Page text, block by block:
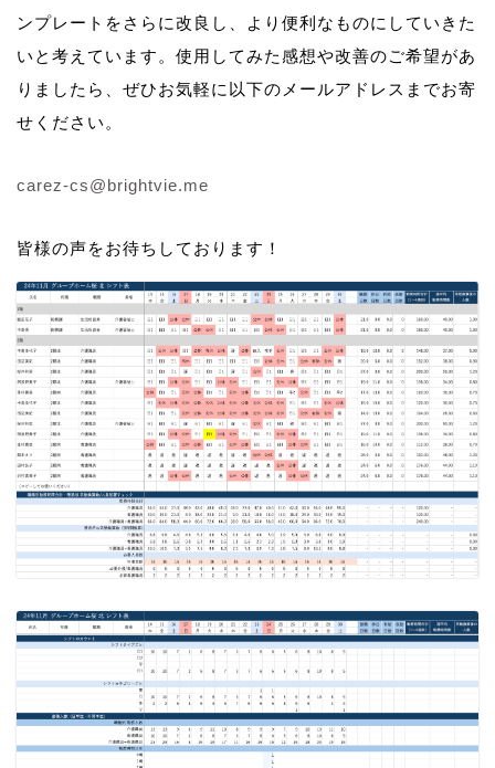
ンプレートをさらに改良し、より便利なものにしていきた
いと考えています。使用してみた感想や改善のご希望があ
りましたら、ぜひお気軽に以下のメールアドレスまでお寄
せください。
carez-cs@brightvie.me
皆様の声をお待ちしております！